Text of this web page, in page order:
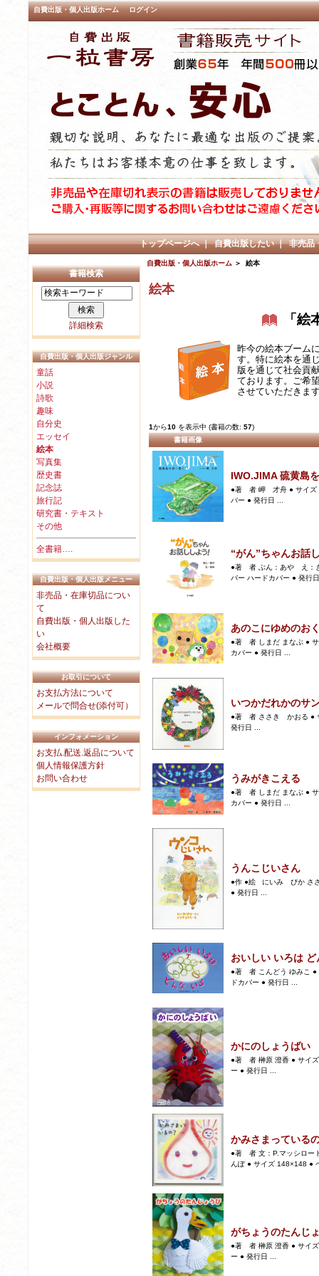
自費出版・個人出版ホーム ログイン
トップページへ｜自費出版したい｜非売品
書籍検索
詳細検索
自費出版・個人出版ジャンル
童話
小説
詩歌
趣味
自分史
エッセイ
絵本
写真集
歴史書
記念誌
旅行記
研究書・テキスト
その他
全書籍….
自費出版・個人出版メニュー
非売品・在庫切品につい
て
自費出版・個人出版した
い
会社概要
お取引について
お支払方法について
メールで問合せ(添付可）
インフォメーション
お支払.配送.返品について
個人情報保護方針
お問い合わせ
自費出版・個人出版ホーム＞ 絵本
絵本
「
昨今の絵本ブーム
す。特に絵本を通
版を通じて社会貢
ております。ご希
させていただきま
1から10 を表示中 (書籍の数:57)
書籍画像
IWO.JIMA 硫黄島
●著 者 岬 才舟 ● サイズ
バー ● 発行日 ...
“がん”ちゃんお話
●著 者 ぶん：あや え：
バー ハードカバー ● 発行
あのこにゆめのお
●著 者 しまだ まなぶ ●
カバー ● 発行日 ...
いつかだれかのサ
●著 者 ささき かおる ●
発行日 ...
うみがきこえる
●著 者 しまだ まなぶ ●
カバー ● 発行日 ...
うんこじいさん
●作 ●絵 にいみ ぴか さ
● 発行日 ...
おいしい いろは
●著 者 こんどう ゆみこ ●
ドカバー ● 発行日 ...
かにのしょうばい
●著 者 榊原 澄香 ● サイ
ー ● 発行日 ...
かみさまっている
●著 者 文：P.マッシロー
んぽ ● サイズ 148×148 ●
がちょうのたんじ
●著 者 榊原 澄香 ● サイ
ー ● 発行日 ...